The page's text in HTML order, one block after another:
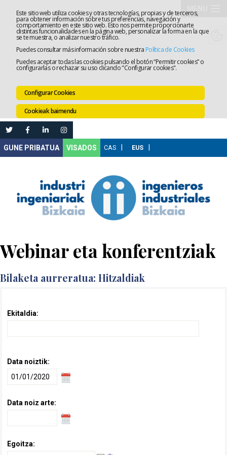
Este sitio web utiliza cookies y otras tecnologías, propias y de terceros,
para obtener información sobre tus preferencias, navegación y
comportamiento en este sitio web. Esto nos permite proporcionarte
distintas funcionalidades en la página web, personalizar la forma en la que
se te muestra, o analizar nuestro tráfico.
Puedes consultar más información sobre nuestra Política de Cookies
Puedes aceptar todas las cookies pulsando el botón “Permitir cookies” o
configurarlas o rechazar su uso clicando "Configurar cookies".
Configurar Cookies
Cookieak baimendu
VISADOS
Webinar eta konferentziak
Bilaketa aurreratua: Hitzaldiak
Ekitaldia:
Data noiztik:
Data noiz arte:
Egoitza:
Elkargoa
Lanaren
Leihatila